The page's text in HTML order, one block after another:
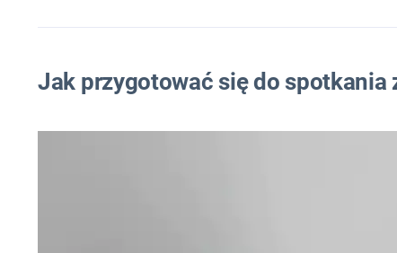
Jak przygotować się do spotkania